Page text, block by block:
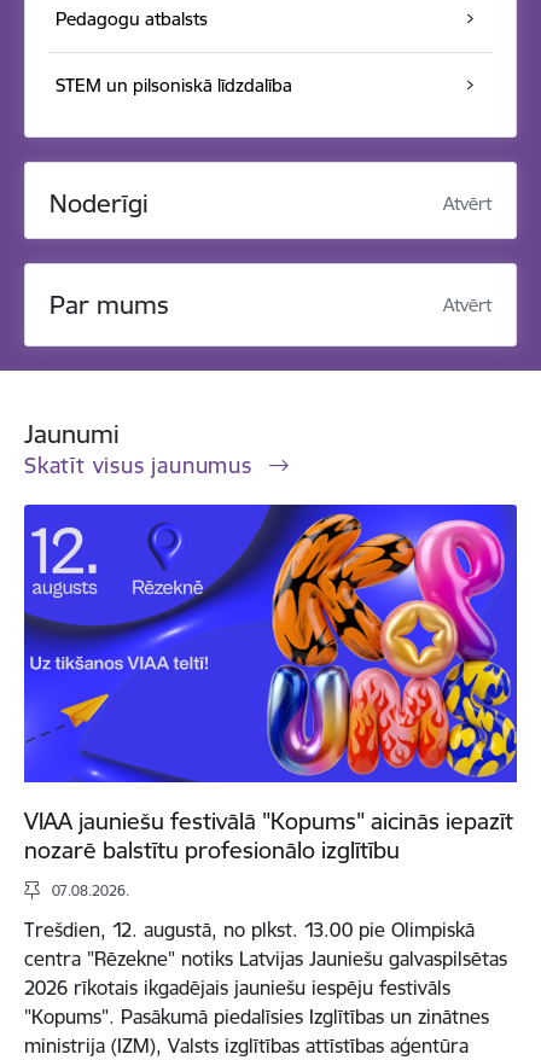
Pedagogu atbalsts
STEM un pilsoniskā līdzdalība
Noderīgi Atvērt
Par mums Atvērt
Jaunumi
Skatīt visus jaunumus
VIAA jauniešu festivālā "Kopums" aicinās iepazīt
nozarē balstītu profesionālo izglītību
07.08.2026.
Trešdien, 12. augustā, no plkst. 13.00 pie Olimpiskā
centra "Rēzekne" notiks Latvijas Jauniešu galvaspilsētas
2026 rīkotais ikgadējais jauniešu iespēju festivāls
"Kopums". Pasākumā piedalīsies Izglītības un zinātnes
ministrija (IZM), Valsts izglītības attīstības aģentūra